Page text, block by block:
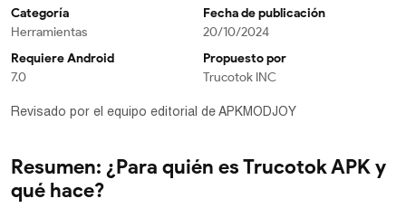
Categoría
Herramientas
Fecha de publicación
20/10/2024
Requiere Android
7.0
Propuesto por
Trucotok INC
Revisado por el equipo editorial de APKMODJOY
Resumen: ¿Para quién es Trucotok APK y
qué hace?